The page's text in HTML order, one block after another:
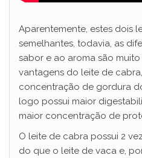
Aparentemente, estes dois
semelhantes, todavia, as
sabor e ao aroma são
vantagens do leite de
concentração de gordura
logo possui maior
maior concentração de
O leite de cabra possui 2
do que o leite de vaca e,